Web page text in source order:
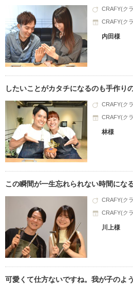
CRAFY(ク
CRAFY(ク
内田様
したいことがカタチになるのも手作り
CRAFY(ク
CRAFY(ク
林様
この瞬間が一生忘れられない時間にな
CRAFY(ク
CRAFY(ク
川上様
可愛くて仕方ないですね。我が子のよ